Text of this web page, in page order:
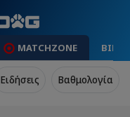
MATCHZONE
Ειδήσεις Βαθμολογία